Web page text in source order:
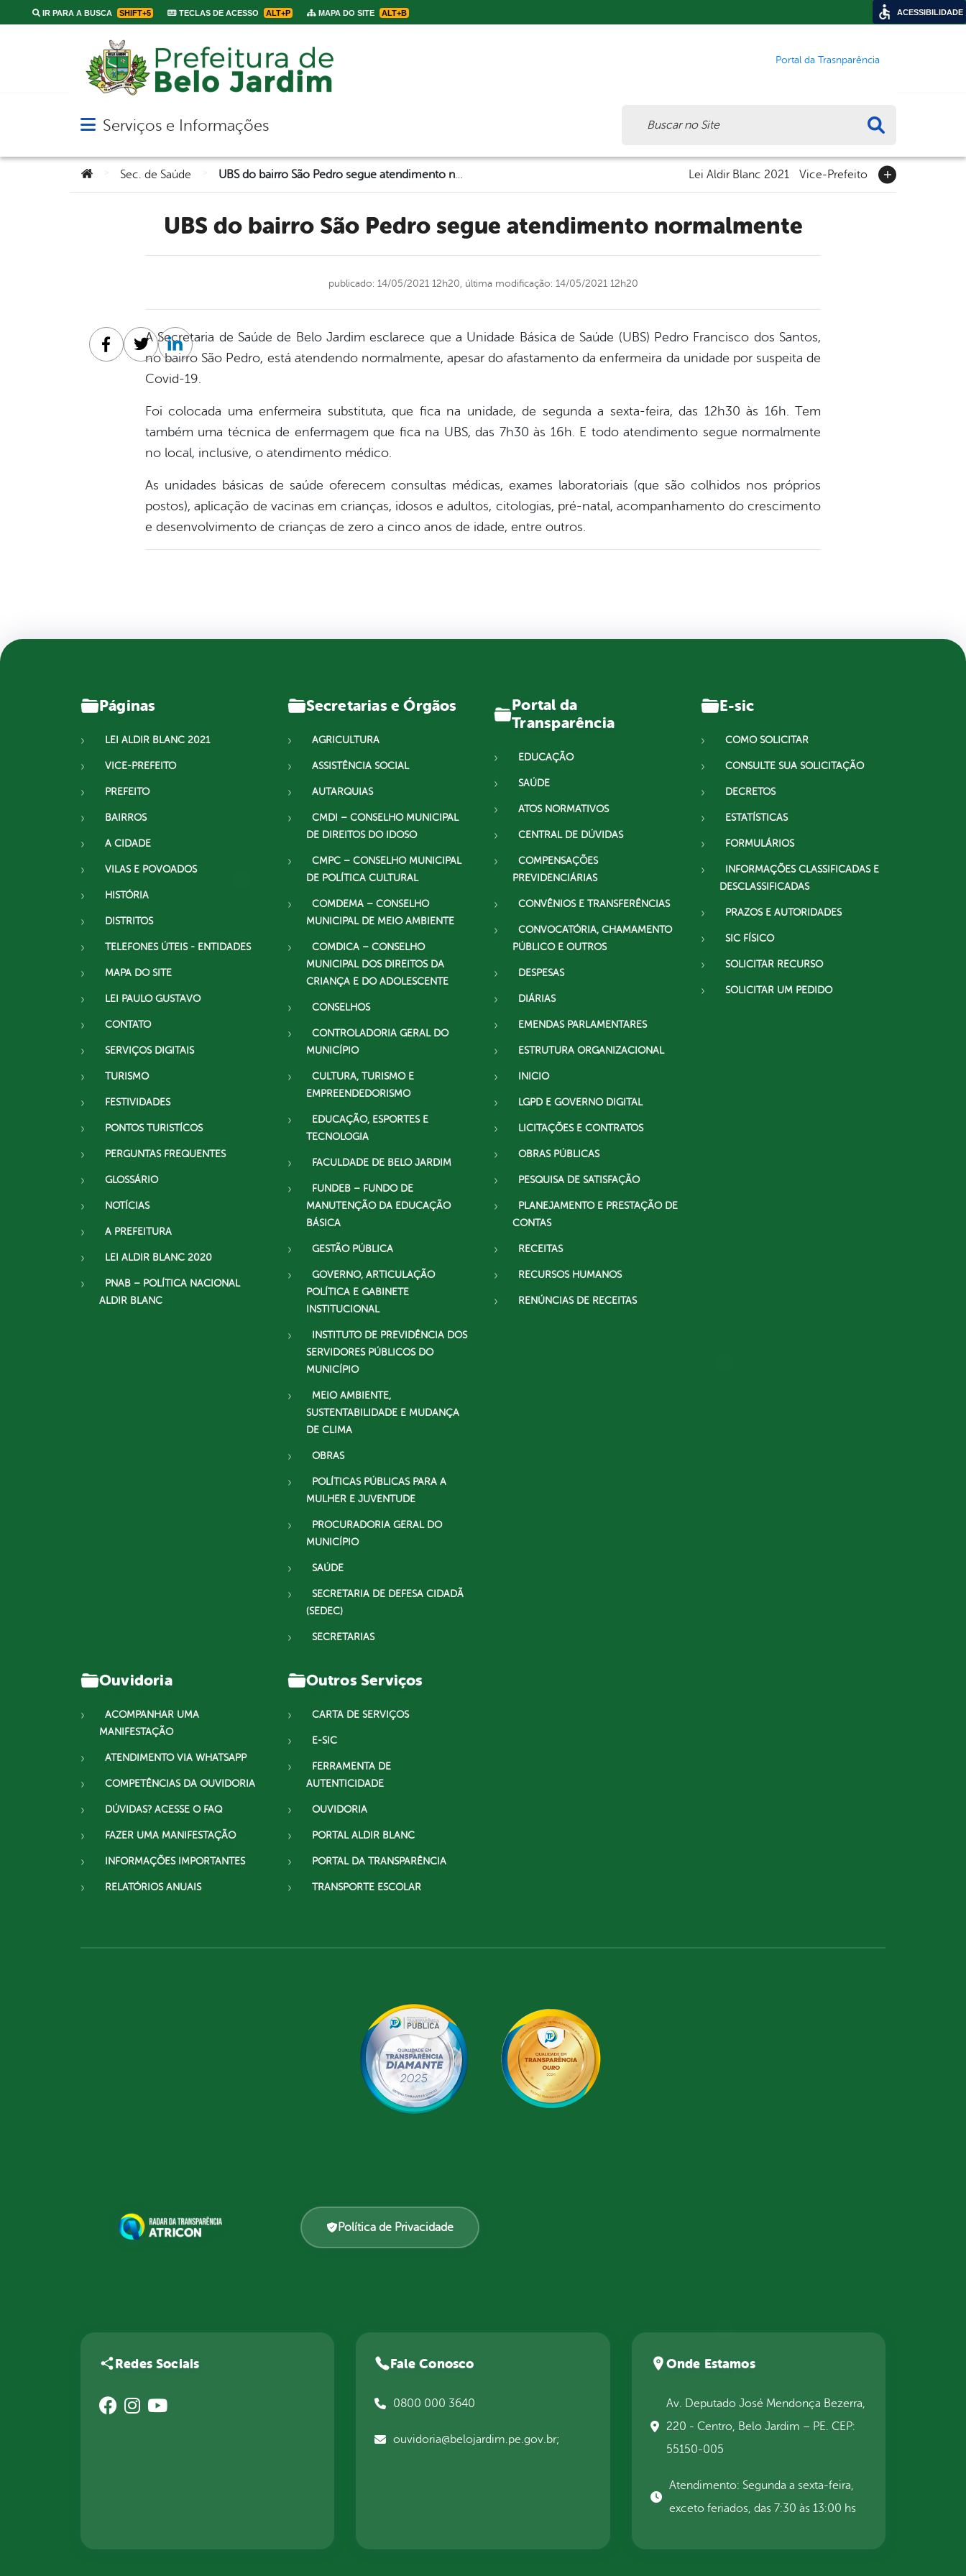
IR PARA A BUSCA SHIFT+5 TECLAS DE ACESSO ALT+P MAPA DO SITE ALT+B
Portal da Trasnparência
Abrir menu principal de navegação
Serviços e Informações
Você está aqui:Sec. de Saúde Lei Aldir Blanc 2021 Vice-Prefeito
UBS do bairro São Pedro segue atendimento normalmente
publicado: 14/05/2021 12h20, última modificação: 14/05/2021 12h20
A Secretaria de Saúde de Belo Jardim esclarece que a Unidade Básica de Saúde (UBS) Pedro Francisco dos Santos,
no bairro São Pedro, está atendendo normalmente, apesar do afastamento da enfermeira da unidade por suspeita de
Covid-19.
Foi colocada uma enfermeira substituta, que fica na unidade, de segunda a sexta-feira, das 12h30 às 16h. Tem
também uma técnica de enfermagem que fica na UBS, das 7h30 às 16h. E todo atendimento segue normalmente
no local, inclusive, o atendimento médico.
As unidades básicas de saúde oferecem consultas médicas, exames laboratoriais (que são colhidos nos próprios
postos), aplicação de vacinas em crianças, idosos e adultos, citologias, pré-natal, acompanhamento do crescimento
e desenvolvimento de crianças de zero a cinco anos de idade, entre outros.
Facebook
TwitterLinkedin
Páginas
LEI ALDIR BLANC 2021
VICE-PREFEITO
PREFEITO
BAIRROS
A CIDADE
VILAS E POVOADOS
HISTÓRIA
DISTRITOS
TELEFONES ÚTEIS - ENTIDADES
MAPA DO SITE
LEI PAULO GUSTAVO
CONTATO
SERVIÇOS DIGITAIS
TURISMO
FESTIVIDADES
PONTOS TURISTÍCOS
PERGUNTAS FREQUENTES
GLOSSÁRIO
NOTÍCIAS
A PREFEITURA
LEI ALDIR BLANC 2020
PNAB – POLÍTICA NACIONAL
ALDIR BLANC
Secretarias e Órgãos
AGRICULTURA
ASSISTÊNCIA SOCIAL
AUTARQUIAS
CMDI – CONSELHO MUNICIPAL
DE DIREITOS DO IDOSO
CMPC – CONSELHO MUNICIPAL
DE POLÍTICA CULTURAL
COMDEMA – CONSELHO
MUNICIPAL DE MEIO AMBIENTE
COMDICA – CONSELHO
MUNICIPAL DOS DIREITOS DA
CRIANÇA E DO ADOLESCENTE
CONSELHOS
CONTROLADORIA GERAL DO
MUNICÍPIO
CULTURA, TURISMO E
EMPREENDEDORISMO
EDUCAÇÃO, ESPORTES E
TECNOLOGIA
FACULDADE DE BELO JARDIM
FUNDEB – FUNDO DE
MANUTENÇÃO DA EDUCAÇÃO
BÁSICA
GESTÃO PÚBLICA
GOVERNO, ARTICULAÇÃO
POLÍTICA E GABINETE
INSTITUCIONAL
INSTITUTO DE PREVIDÊNCIA DOS
SERVIDORES PÚBLICOS DO
MUNICÍPIO
MEIO AMBIENTE,
SUSTENTABILIDADE E MUDANÇA
DE CLIMA
OBRAS
POLÍTICAS PÚBLICAS PARA A
MULHER E JUVENTUDE
PROCURADORIA GERAL DO
MUNICÍPIO
SAÚDE
SECRETARIA DE DEFESA CIDADÃ
(SEDEC)
SECRETARIAS
Portal da
Transparência
EDUCAÇÃO
SAÚDE
ATOS NORMATIVOS
CENTRAL DE DÚVIDAS
COMPENSAÇÕES
PREVIDENCIÁRIAS
CONVÊNIOS E TRANSFERÊNCIAS
CONVOCATÓRIA, CHAMAMENTO
PÚBLICO E OUTROS
DESPESAS
DIÁRIAS
EMENDAS PARLAMENTARES
ESTRUTURA ORGANIZACIONAL
INICIO
LGPD E GOVERNO DIGITAL
LICITAÇÕES E CONTRATOS
OBRAS PÚBLICAS
PESQUISA DE SATISFAÇÃO
PLANEJAMENTO E PRESTAÇÃO DE
CONTAS
RECEITAS
RECURSOS HUMANOS
RENÚNCIAS DE RECEITAS
E-sic
COMO SOLICITAR
CONSULTE SUA SOLICITAÇÃO
DECRETOS
ESTATÍSTICAS
FORMULÁRIOS
INFORMAÇÕES CLASSIFICADAS E
DESCLASSIFICADAS
PRAZOS E AUTORIDADES
SIC FÍSICO
SOLICITAR RECURSO
SOLICITAR UM PEDIDO
Ouvidoria
ACOMPANHAR UMA
MANIFESTAÇÃO
ATENDIMENTO VIA WHATSAPP
COMPETÊNCIAS DA OUVIDORIA
DÚVIDAS? ACESSE O FAQ
FAZER UMA MANIFESTAÇÃO
INFORMAÇÕES IMPORTANTES
RELATÓRIOS ANUAIS
Outros Serviços
CARTA DE SERVIÇOS
E-SIC
FERRAMENTA DE
AUTENTICIDADE
OUVIDORIA
PORTAL ALDIR BLANC
PORTAL DA TRANSPARÊNCIA
TRANSPORTE ESCOLAR
Política de Privacidade
Redes Sociais Fale Conosco
0800 000 3640
ouvidoria@belojardim.pe.gov.br;
Onde Estamos
Av. Deputado José Mendonça Bezerra,
220 - Centro, Belo Jardim – PE. CEP:
55150-005
Atendimento: Segunda a sexta-feira,
exceto feriados, das 7:30 às 13:00 hs
ACESSIBILIDADE